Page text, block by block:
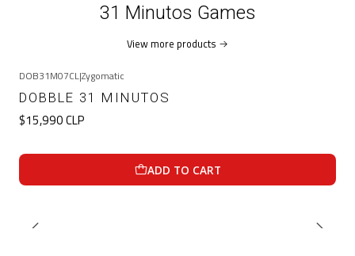
31 Minutos Games
View more products
DOB31M07CL|Zygomatic
DOBBLE 31 MINUTOS
$15,990 CLP
ADD TO CART